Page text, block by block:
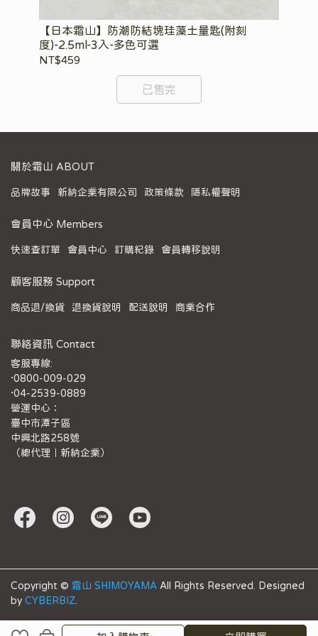
【日本霜山】防潮防結塊珪藻土量匙(附刻
度)-2.5ml-3入-多色可選
NT$459
已售完
關於霜山 ABOUT
品牌故事 新納企業有限公司 政策條款 隱私權聲明
會員中心 Members
快速查訂單 會員中心 訂購紀錄 會員轉移說明
顧客服務 Support
商品退/換貨 退換貨說明 配送說明 商業合作
聯絡資訊 Contact
客服專線:
·0800-009-029
·04-2539-0889
營運中心：
臺中市潭子區
中興北路258號
（總代理｜新納企業）
Copyright © 霜山 SHIMOYAMA All Rights Reserved. Designed
by CYBERBIZ.